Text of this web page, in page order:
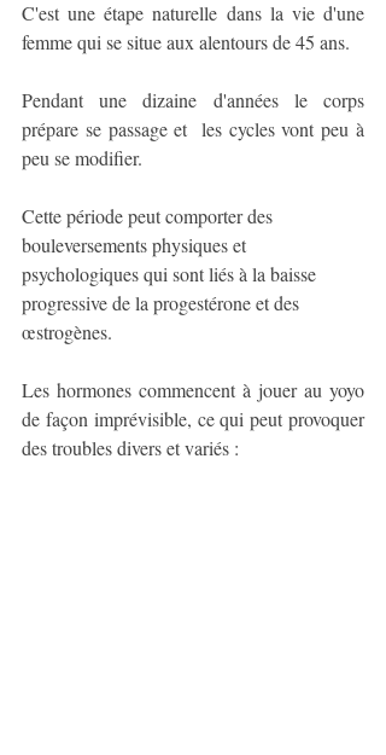
C'est une étape naturelle dans la vie d'une
femme qui se situe aux alentours de 45 ans.
Pendant une dizaine d'années le corps
prépare se passage et  les cycles vont peu à
peu se modifier.
Cette période peut comporter des
bouleversements physiques et
psychologiques qui sont liés à la baisse
progressive de la progestérone et des
œstrogènes.
Les hormones commencent à jouer au yoyo
de façon imprévisible, ce qui peut provoquer
des troubles divers et variés :